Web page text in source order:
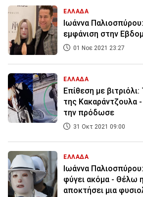
ΕΛΛΑΔΑ
Ιωάννα
εμφάνιση στην
01 Νοε 2021 23:27
ΕΛΛΑΔΑ
Επίθεση με
της Κακαράντζουλα
την πρόδωσε
31 Οκτ 2021 09:00
ΕΛΛΑΔΑ
Ιωάννα
φύγει ακόμα - Θέλω
αποκτήσει μια